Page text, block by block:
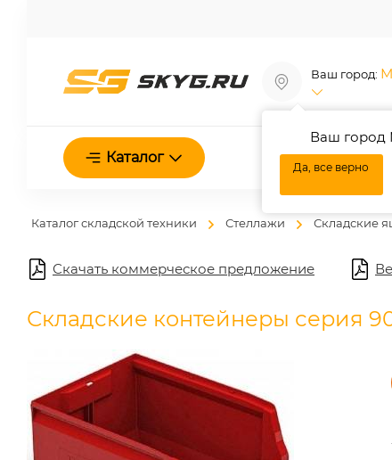
Ваш город:
Ваш город
Да, все верно
Каталог О нас
Каталог складской техники Стеллажи Складские
Скачать коммерческое предложение
Складские контейнеры серия